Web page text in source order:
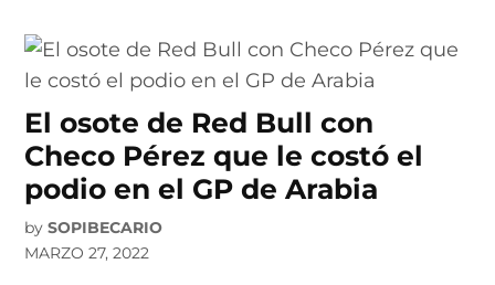
El osote de Red Bull con
Checo Pérez que le costó el
podio en el GP de Arabia
by SOPIBECARIO
MARZO 27, 2022